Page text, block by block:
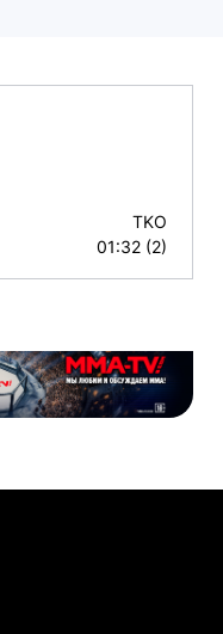
TKO
01:32 (2)